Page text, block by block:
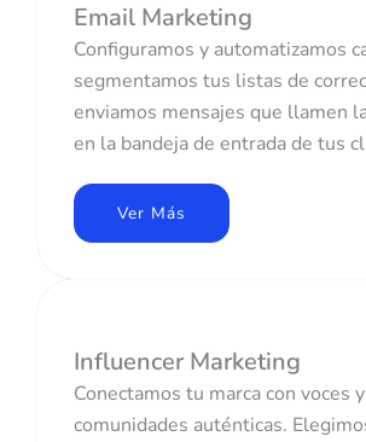
Email Marketing
Configuramos y automatizamos
segmentamos tus listas de
enviamos mensajes que llamen
en la bandeja de entrada de tus
Ver Más
Influencer Marketing
Conectamos tu marca con voces y
comunidades auténticas.